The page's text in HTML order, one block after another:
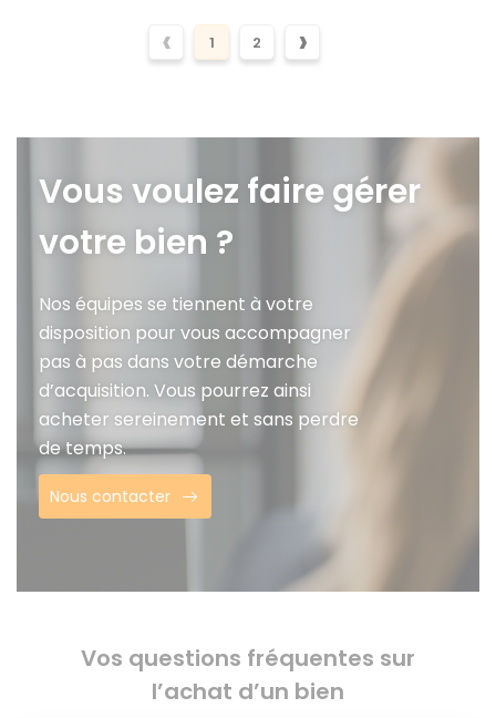
‹ 1 2 ›
Vous voulez faire gérer
votre bien ?
Nos équipes se tiennent à votre
disposition pour vous accompagner
pas à pas dans votre démarche
d’acquisition. Vous pourrez ainsi
acheter sereinement et sans perdre
de temps.
Nous contacter
Vos questions fréquentes sur
l’achat d’un bien